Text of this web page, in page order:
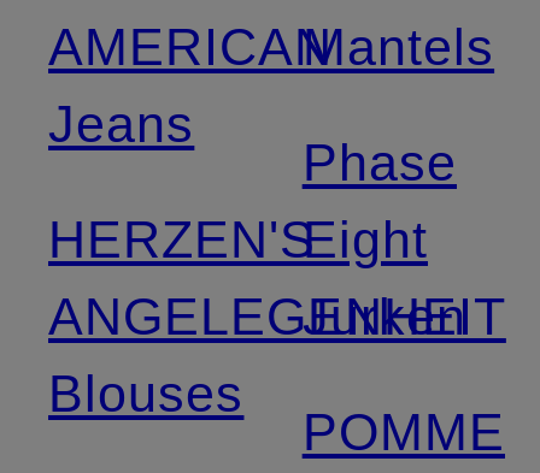
AMERICAN
Jeans
HERZEN'S
ANGELEGENHEIT
Blouses
Mantels
Phase
Eight
Jurken
POMME